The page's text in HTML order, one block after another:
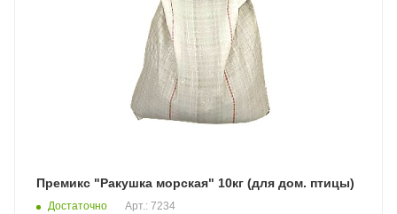
Премикс "Ракушка морская" 10кг (для дом. птицы)
Достаточно Арт.: 7234